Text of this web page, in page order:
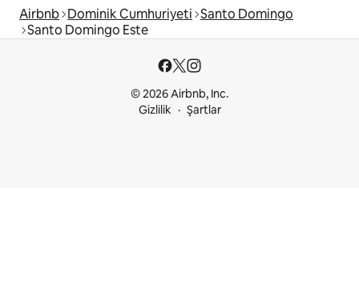
Airbnb Dominik Cumhuriyeti Santo Domingo
Santo Domingo Este
© 2026 Airbnb, Inc.
Gizlilik
Şartlar